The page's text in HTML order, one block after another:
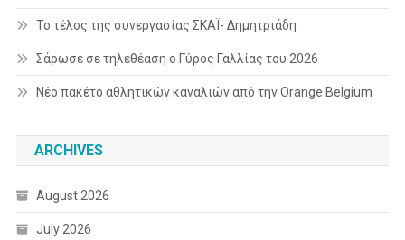
Το τέλος της συνεργασίας ΣΚΑΪ- Δημητριάδη
Σάρωσε σε τηλεθέαση ο Γύρος Γαλλίας του 2026
Νέο πακέτο αθλητικών καναλιών από την Orange Belgium
ARCHIVES
August 2026
July 2026